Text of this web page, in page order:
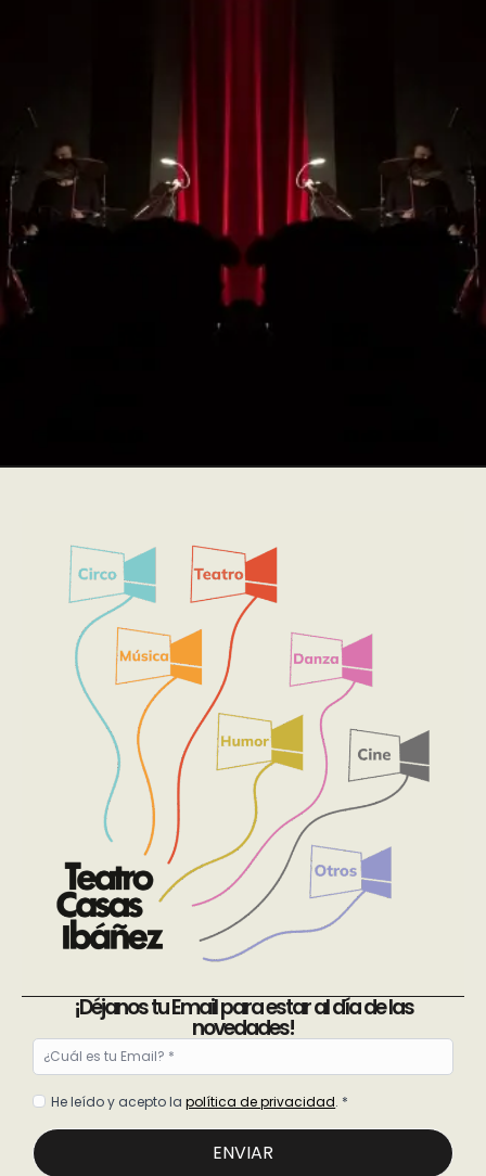
No te pierdas ningún
espectáculo de la
temporada
¡HAZTE CON TU ABONO!
¡Déjanos tu Email para estar al día de las
novedades!
Email
Política
privacidad
He leído y acepto lapolítica de privacidad. *
ENVIAR